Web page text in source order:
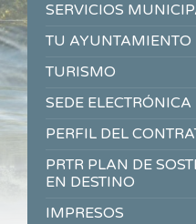
SERVICIOS
TU AYUNTAMIENTO
TURISMO
SEDE ELECTRÓNICA
PERFIL DEL
PRTR PLAN DE
EN DESTINO
IMPRESOS